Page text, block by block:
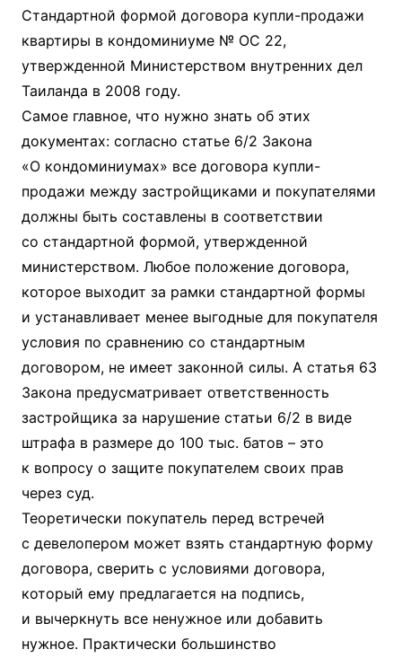
Стандартной формой договора купли-продажи
квартиры в кондоминиуме № ОС 22,
утвержденной Министерством внутренних дел
Таиланда в 2008 году.
Самое главное, что нужно знать об этих
документах: согласно статье 6/2 Закона
«О кондоминиумах» все договора купли-
продажи между застройщиками и покупателями
должны быть составлены в соответствии
со стандартной формой, утвержденной
министерством. Любое положение договора,
которое выходит за рамки стандартной формы
и устанавливает менее выгодные для покупателя
условия по сравнению со стандартным
договором, не имеет законной силы. А статья 63
Закона предусматривает ответственность
застройщика за нарушение статьи 6/2 в виде
штрафа в размере до 100 тыс. батов – это
к вопросу о защите покупателем своих прав
через суд.
Теоретически покупатель перед встречей
с девелопером может взять стандартную форму
договора, сверить с условиями договора,
который ему предлагается на подпись,
и вычеркнуть все ненужное или добавить
нужное. Практически большинство